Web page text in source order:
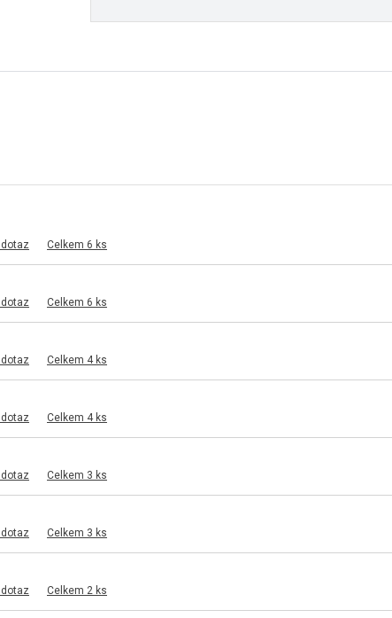
Celkem 6 ks
Celkem 6 ks
Celkem 4 ks
Celkem 4 ks
Celkem 3 ks
Celkem 3 ks
Celkem 2 ks